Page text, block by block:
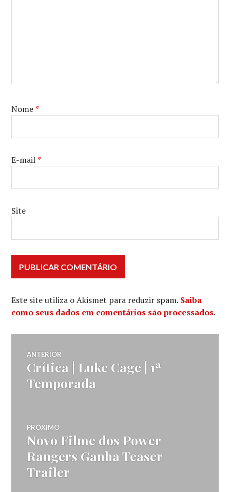
Nome*
E-mail*
Site
Este site utiliza o Akismet para reduzir spam. Saiba
como seus dados em comentários são processados.
Navegação
de
ANTERIOR
Post
anterior:
Crítica | Luke Cage | 1ª
Temporada
PRÓXIMO
Próximo
post:
Novo Filme dos Power
Rangers Ganha Teaser
Trailer